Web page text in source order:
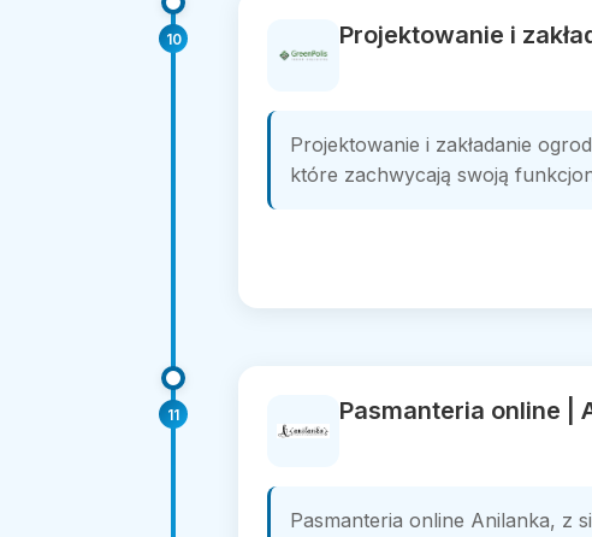
10 Projektowanie i
Projektowanie i zakładanie
które zachwycają swoją
11 Pasmanteria online |
Pasmanteria online Anilanka, z